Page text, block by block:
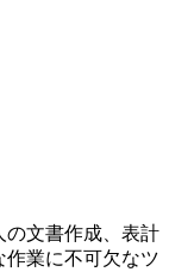
の文書作成、表計
業に不可欠なツ